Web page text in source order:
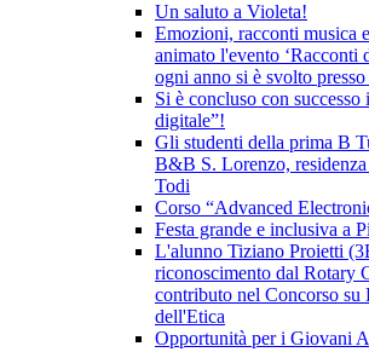
Un saluto a Violeta!
Emozioni, racconti musica
animato l'evento ‘Racconti
ogni anno si è svolto
Si è concluso con
digitale”!
Gli studenti della prima B
B&B S. Lorenzo,
Todi
Corso “Advanced
Festa grande e inclusiva a
L'alunno Tiziano Proietti
riconoscimento dal Rotary
contributo nel Concorso su
dell'Etica
Opportunità per i Giovani